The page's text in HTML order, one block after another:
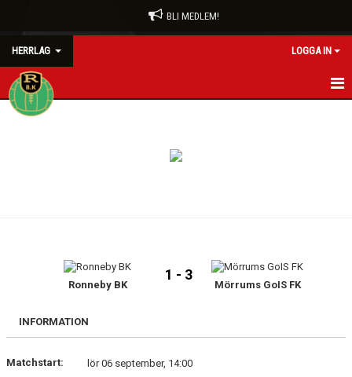
BLI MEDLEM!
HERRLAG LOGGA IN
HEM
BILDGALLERI
DOKUMENT
Ronneby BK
1 - 3
Mörrums GoIS FK
INFORMATION
Matchstart:
lör 06 september, 14:00